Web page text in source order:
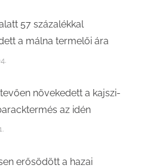
57 százalékkal
a málna termelői ára
növekedett a kajszi-
az idén
erősödött a hazai